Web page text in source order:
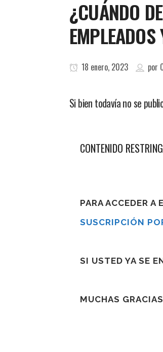
¿CUÁNDO
18 enero, 2023 por
Si bien todavía no se
CONTENIDO
PARA ACCEDER
SUSCRIPCIÓN
SI USTED YA SE
MUCHAS